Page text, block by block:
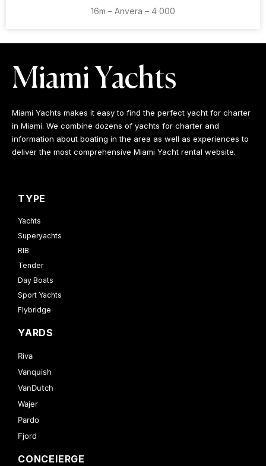
16m – Anvera – 4 000
Miami Yachts
Miami Yachts makes it easy to find the perfect yacht for charter
in Miami. We combine dozens of yachts for charter and
information about boating in the area as well as experiences to
deliver the most comprehensive Miami Yacht rental website.
TYPE
Yachts
Superyachts
RIB
Tender
Day Boats
Sport Yachts
Flybridge
YARDS
Riva
Vanquish
VanDutch
Wajer
Pardo
Fjord
CONCEIERGE